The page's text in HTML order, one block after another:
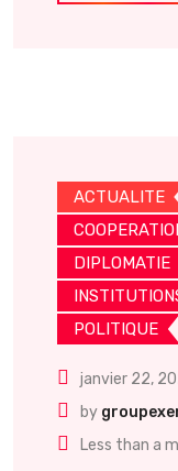
ACTUALITE
DIPLOMATIE
POLITIQUE
janvier 22,
by
Less than a